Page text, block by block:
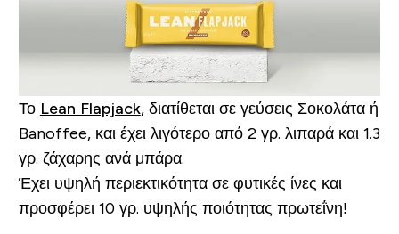
Το Lean Flapjack, διατίθεται σε γεύσεις Σοκολάτα ή
Banoffee, και έχει λιγότερο από 2 γρ. λιπαρά και 1.3
γρ. ζάχαρης ανά μπάρα.
Έχει υψηλή περιεκτικότητα σε φυτικές ίνες και
προσφέρει 10 γρ. υψηλής ποιότητας πρωτεΐνη!